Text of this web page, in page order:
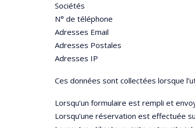
Sociétés
N° de téléphone
Adresses Email
Adresses Postales
Adresses IP
Ces données sont collectées lorsque
Lorsqu’un formulaire est rempli et
Lorsqu’une réservation est effectuée